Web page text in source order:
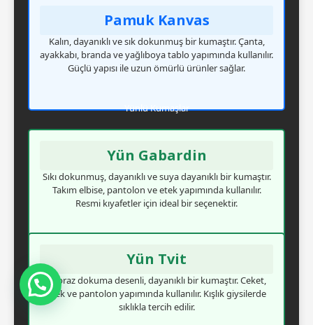
Pamuk Kanvas
Kalın, dayanıklı ve sık dokunmuş bir kumaştır. Çanta,
ayakkabı, branda ve yağlıboya tablo yapımında kullanılır.
Güçlü yapısı ile uzun ömürlü ürünler sağlar.
Yünlü Kumaşlar
Yün Gabardin
Sıkı dokunmuş, dayanıklı ve suya dayanıklı bir kumaştır.
Takım elbise, pantolon ve etek yapımında kullanılır.
Resmi kıyafetler için ideal bir seçenektir.
Yün Tvit
Çapraz dokuma desenli, dayanıklı bir kumaştır. Ceket,
etek ve pantolon yapımında kullanılır. Kışlık giysilerde
sıklıkla tercih edilir.